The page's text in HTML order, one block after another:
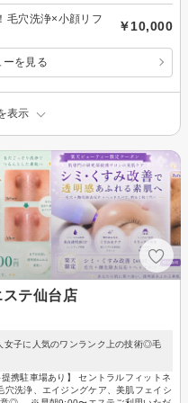
毛穴洗浄×小顔リフ
￥10,000
を見る
表示
テ仙台店
女子に人気のワンランク上の技術◎毛
携駐車場あり】 セントラルフィットネ
洗浄、エイジングケア、美肌フェイシ